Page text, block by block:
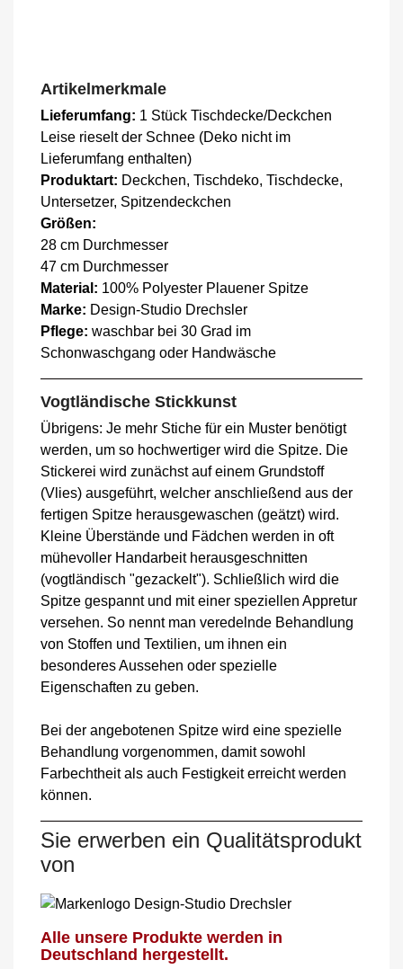
Artikelmerkmale
Lieferumfang: 1 Stück Tischdecke/Deckchen
Leise rieselt der Schnee (Deko nicht im
Lieferumfang enthalten)
Produktart: Deckchen, Tischdeko, Tischdecke,
Untersetzer, Spitzendeckchen
Größen:
28 cm Durchmesser
47 cm Durchmesser
Material: 100% Polyester Plauener Spitze
Marke: Design-Studio Drechsler
Pflege: waschbar bei 30 Grad im
Schonwaschgang oder Handwäsche
Vogtländische Stickkunst
Übrigens: Je mehr Stiche für ein Muster benötigt
werden, um so hochwertiger wird die Spitze. Die
Stickerei wird zunächst auf einem Grundstoff
(Vlies) ausgeführt, welcher anschließend aus der
fertigen Spitze herausgewaschen (geätzt) wird.
Kleine Überstände und Fädchen werden in oft
mühevoller Handarbeit herausgeschnitten
(vogtländisch "gezackelt"). Schließlich wird die
Spitze gespannt und mit einer speziellen Appretur
versehen. So nennt man veredelnde Behandlung
von Stoffen und Textilien, um ihnen ein
besonderes Aussehen oder spezielle
Eigenschaften zu geben.
Bei der angebotenen Spitze wird eine spezielle
Behandlung vorgenommen, damit sowohl
Farbechtheit als auch Festigkeit erreicht werden
können.
Sie erwerben ein Qualitätsprodukt
von
Alle unsere Produkte werden in
Deutschland hergestellt.